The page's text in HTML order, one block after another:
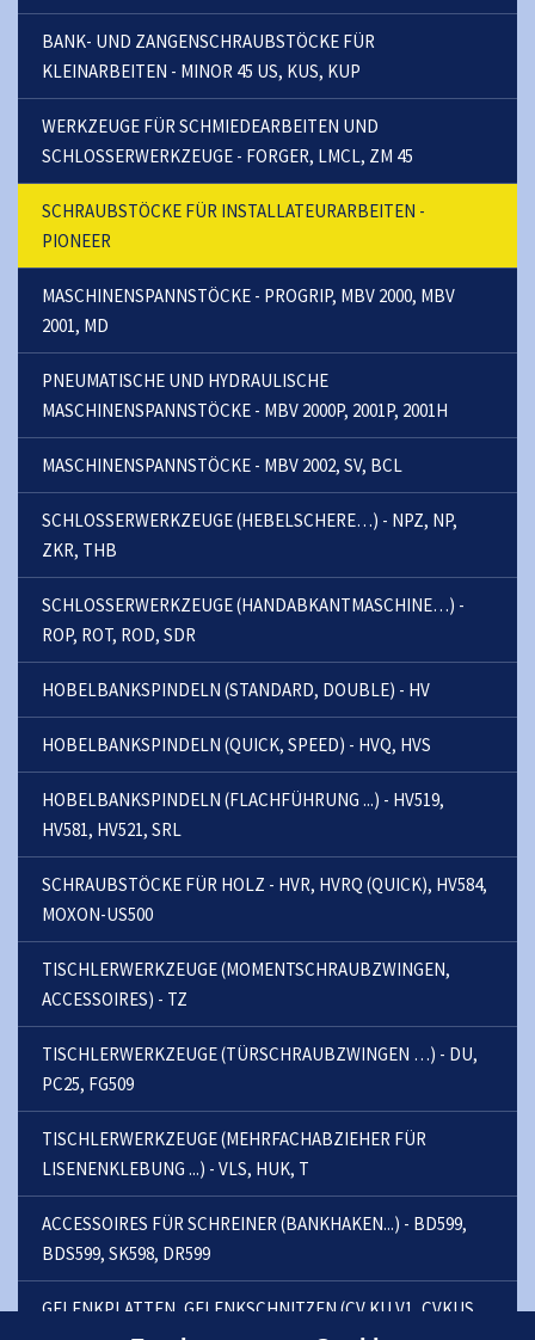
BANK- UND ZANGENSCHRAUBSTÖCKE FÜR
KLEINARBEITEN - MINOR 45 US, KUS, KUP
WERKZEUGE FÜR SCHMIEDEARBEITEN UND
SCHLOSSERWERKZEUGE - FORGER, LMCL, ZM 45
SCHRAUBSTÖCKE FÜR INSTALLATEURARBEITEN -
PIONEER
MASCHINENSPANNSTÖCKE - PROGRIP, MBV 2000, MBV
2001, MD
PNEUMATISCHE UND HYDRAULISCHE
MASCHINENSPANNSTÖCKE - MBV 2000P, 2001P, 2001H
MASCHINENSPANNSTÖCKE - MBV 2002, SV, BCL
SCHLOSSERWERKZEUGE (HEBELSCHERE…) - NPZ, NP,
ZKR, THB
SCHLOSSERWERKZEUGE (HANDABKANTMASCHINE…) -
ROP, ROT, ROD, SDR
HOBELBANKSPINDELN (STANDARD, DOUBLE) - HV
HOBELBANKSPINDELN (QUICK, SPEED) - HVQ, HVS
HOBELBANKSPINDELN (FLACHFÜHRUNG ...) - HV519,
HV581, HV521, SRL
SCHRAUBSTÖCKE FÜR HOLZ - HVR, HVRQ (QUICK), HV584,
MOXON-US500
TISCHLERWERKZEUGE (MOMENTSCHRAUBZWINGEN,
ACCESSOIRES) - TZ
TISCHLERWERKZEUGE (TÜRSCHRAUBZWINGEN …) - DU,
PC25, FG509
TISCHLERWERKZEUGE (MEHRFACHABZIEHER FÜR
LISENENKLEBUNG ...) - VLS, HUK, T
ACCESSOIRES FÜR SCHREINER (BANKHAKEN...) - BD599,
BDS599, SK598, DR599
GELENKPLATTEN, GELENKSCHNITZEN (CV KU V1, CVKUS